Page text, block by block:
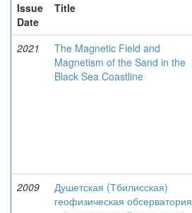
Issue
Date
Title
2021
The Magnetic Field and
Magnetism of the Sand in the
Black Sea Coastline
2009
Душетская (Тбилисская)
геофизическая обсерватория